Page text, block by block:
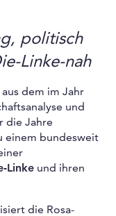
politisch
Linke-nah
dem im Jahr
und
die Jahre
einem bundesweit
Linke und ihren
die Rosa-